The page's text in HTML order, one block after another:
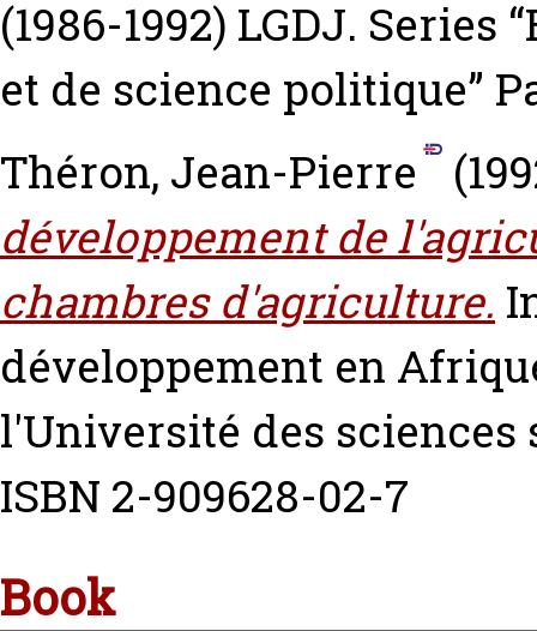
(1986-1992) LGDJ.
et de science politique”
Théron, Jean-Pierre
développement de
chambres d'agriculture.
développement en
l'Université des sciences
ISBN 2-909628-02-7
Book